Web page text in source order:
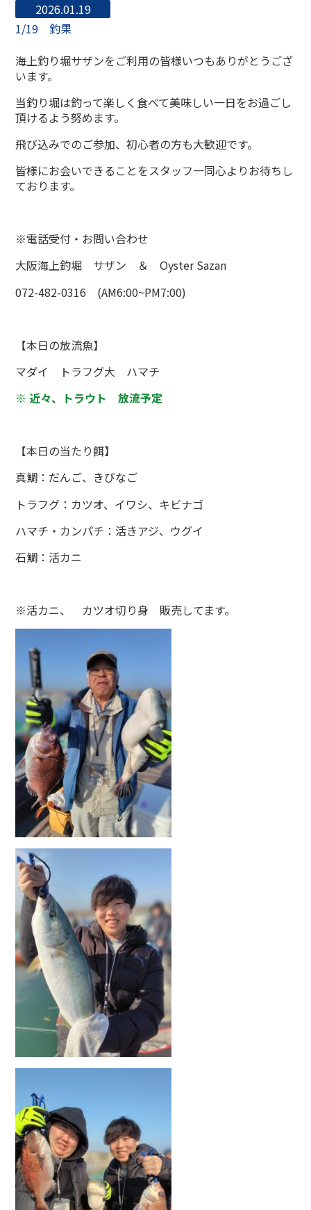
2026.01.19
1/19 釣果
海上釣り堀サザンをご利用の皆様いつもありがとうござ
います。
当釣り堀は釣って楽しく食べて美味しい一日をお過ごし
頂けるよう努めます。
飛び込みでのご参加、初心者の方も大歓迎です。
皆様にお会いできることをスタッフ一同心よりお待ちし
ております。
※電話受付・お問い合わせ
大阪海上釣堀 サザン ＆ Oyster Sazan
072-482-0316 (AM6:00~PM7:00)
【本日の放流魚】
マダイ トラフグ大 ハマチ
※ 近々、トラウト 放流予定
【本日の当たり餌】
真鯛：だんご、きびなご
トラフグ：カツオ、イワシ、キビナゴ
ハマチ・カンパチ：活きアジ、ウグイ
石鯛：活カニ
※活カニ、 カツオ切り身 販売してます。